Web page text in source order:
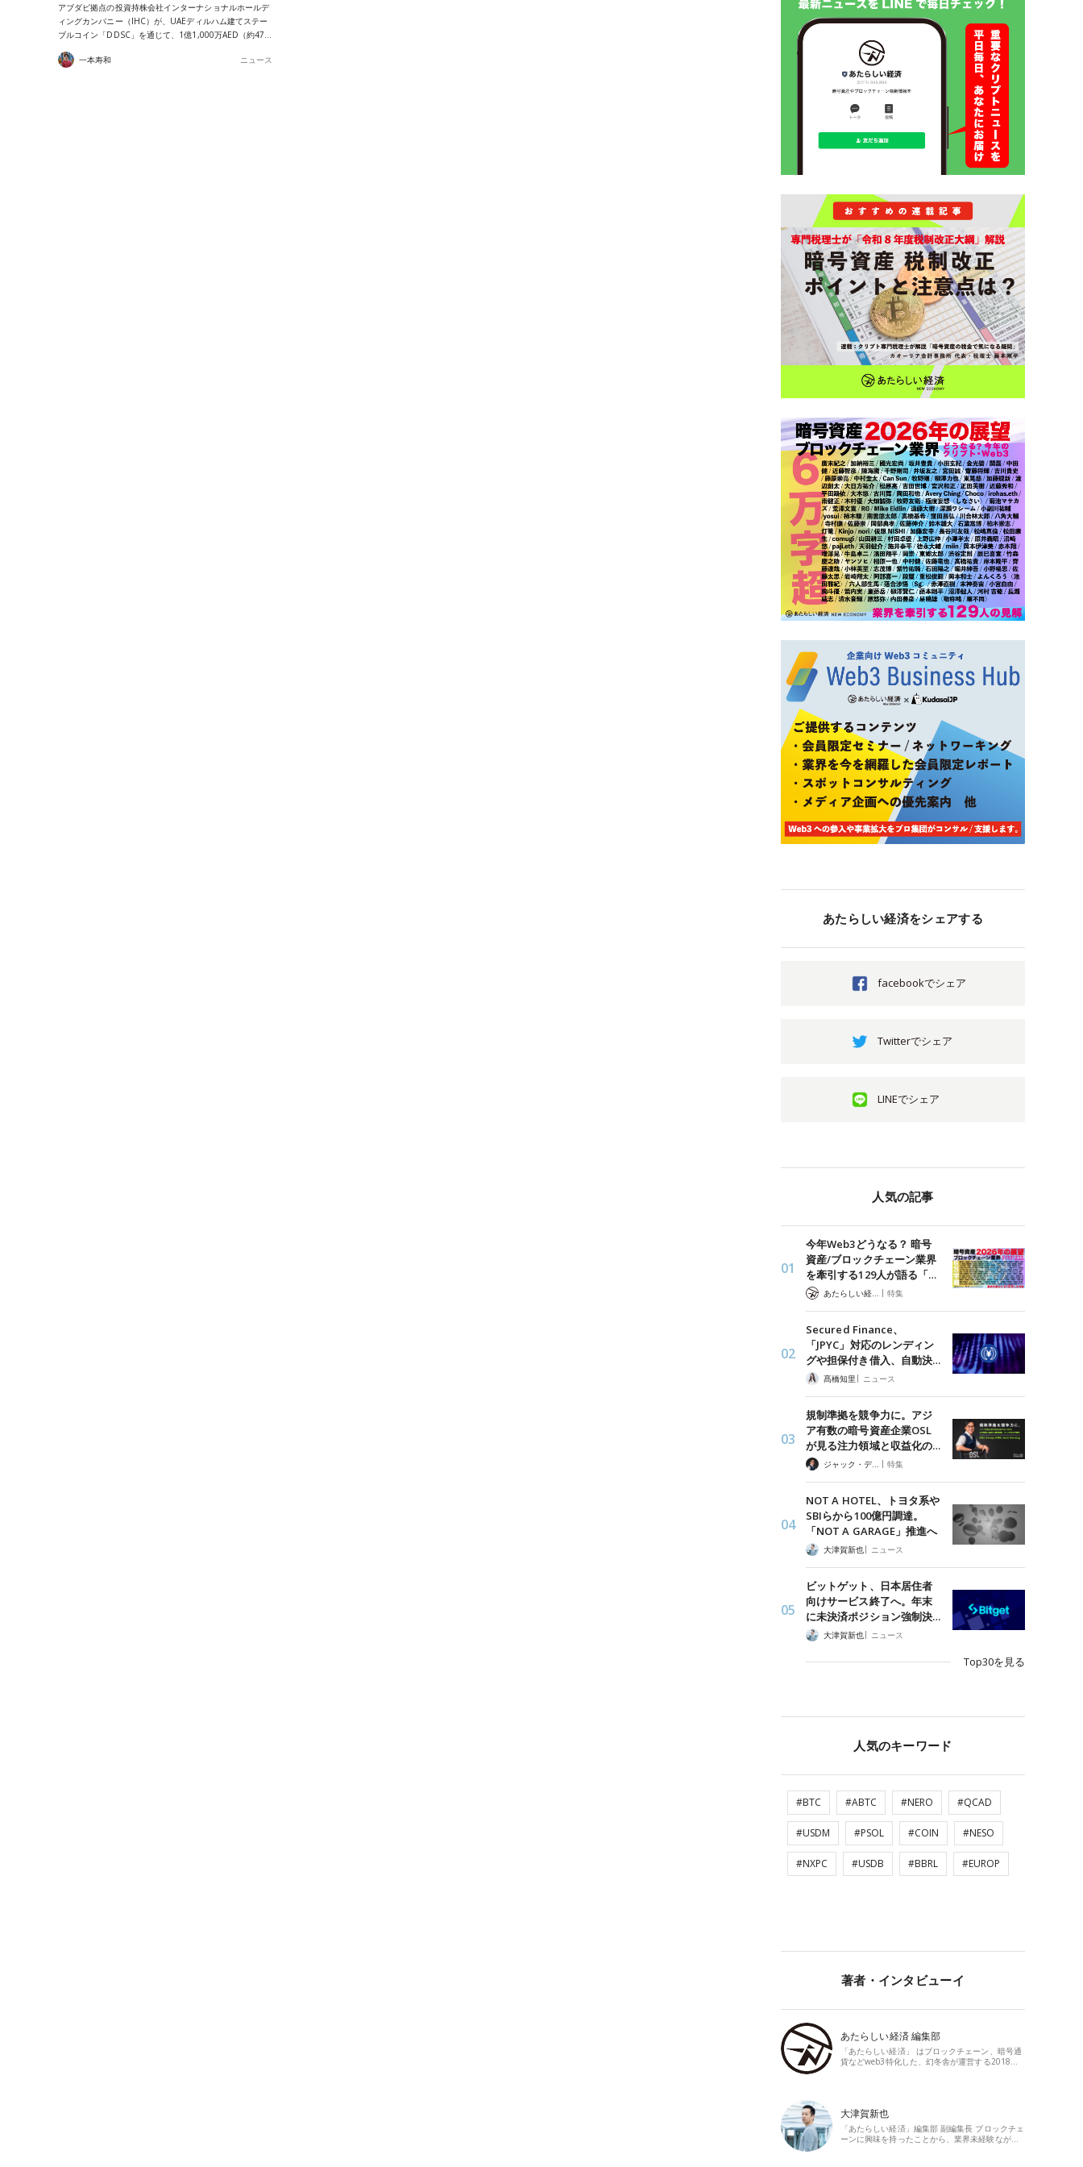
アブダビ拠点の投資持株会社インターナショナルホールデ
ィングカンパニー（IHC）が、UAEディルハム建てステー
ブルコイン「DDSC」を通じて、1億1,000万AED（約47…
一本寿和 ニュース
あたらしい経済をシェアする
facebookでシェア
Twitterでシェア
LINEでシェア
人気の記事
今年Web3どうなる？ 暗号
資産/ブロックチェーン業界
を牽引する129人が語る「…
| 特集
Secured Finance、
「JPYC」対応のレンディン
グや担保付き借入、自動決…
髙橋知里 | ニュース
規制準拠を競争力に。アジ
ア有数の暗号資産企業OSL
が見る注力領域と収益化の…
ジャック・デロン（Jack Derong） | 特集
NOT A HOTEL、トヨタ系や
SBIらから100億円調達。
「NOT A GARAGE」推進へ
大津賀新也| ニュース
ビットゲット、日本居住者
向けサービス終了へ。年末
に未決済ポジション強制決…
大津賀新也| ニュース
Top30を見る
人気のキーワード
#BTC #ABTC #NERO #QCAD
#USDM #PSOL #COIN #NESO
#NXPC #USDB #BBRL #EUROP
著者・インタビューイ
あたらしい経済 編集部
「あたらしい経済」 はブロックチェーン、暗号通
貨などweb3特化した、幻冬舎が運営する2018…
大津賀新也
「あたらしい経済」編集部 副編集長 ブロックチェ
ーンに興味を持ったことから、業界未経験なが…